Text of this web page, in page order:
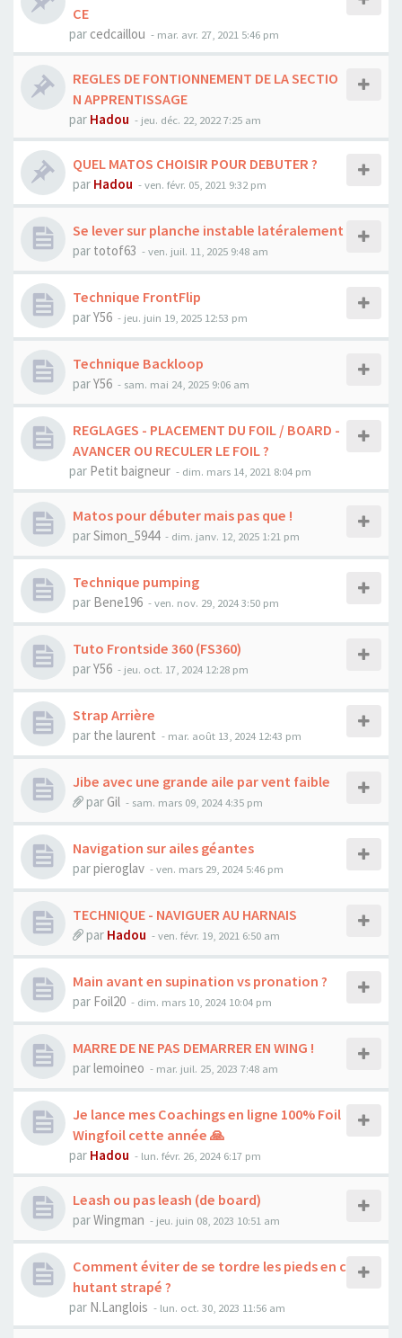
CE
par cedcaillou - mar. avr. 27, 2021 5:46 pm
REGLES DE FONTIONNEMENT DE LA SECTIO
N APPRENTISSAGE
par Hadou - jeu. déc. 22, 2022 7:25 am
QUEL MATOS CHOISIR POUR DEBUTER ?
par Hadou -ven. févr. 05, 2021 9:32 pm
Se lever sur planche instable latéralement
par totof63 -ven. juil. 11, 2025 9:48 am
Technique FrontFlip
parY56 - jeu. juin 19, 2025 12:53 pm
Technique Backloop
parY56 - sam. mai 24, 2025 9:06 am
REGLAGES - PLACEMENT DU FOIL / BOARD -
AVANCER OU RECULER LE FOIL ?
par Petit baigneur - dim. mars 14, 2021 8:04 pm
Matos pour débuter mais pas que !
parSimon_5944 - dim. janv. 12, 2025 1:21 pm
Technique pumping
par Bene196 -ven. nov. 29, 2024 3:50 pm
Tuto Frontside 360 (FS360)
parY56 - jeu. oct. 17, 2024 12:28 pm
Strap Arrière
par the laurent - mar. août 13, 2024 12:43 pm
Jibe avec une grande aile par vent faible
par Gil - sam. mars 09, 2024 4:35 pm
Navigation sur ailes géantes
parpieroglav -ven. mars 29, 2024 5:46 pm
TECHNIQUE - NAVIGUER AU HARNAIS
par Hadou -ven. févr. 19, 2021 6:50 am
Main avant en supination vs pronation ?
par Foil20 - dim. mars 10, 2024 10:04 pm
MARRE DE NE PAS DEMARRER EN WING !
parlemoineo - mar. juil. 25, 2023 7:48 am
Je lance mes Coachings en ligne 100% Foil
Wingfoil cette année 🙏
par Hadou - lun. févr. 26, 2024 6:17 pm
Leash ou pas leash (de board)
parWingman - jeu. juin 08, 2023 10:51 am
Comment éviter de se tordre les pieds en c
hutant strapé ?
par N.Langlois - lun. oct. 30, 2023 11:56 am